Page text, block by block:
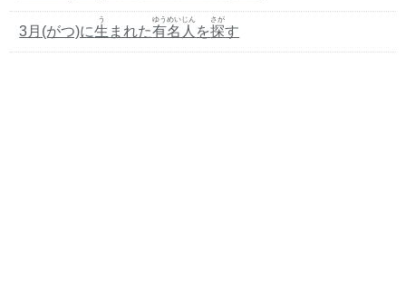
3月(がつ)に生
う
まれた有名人
ゆうめいじん
を探
さが
す